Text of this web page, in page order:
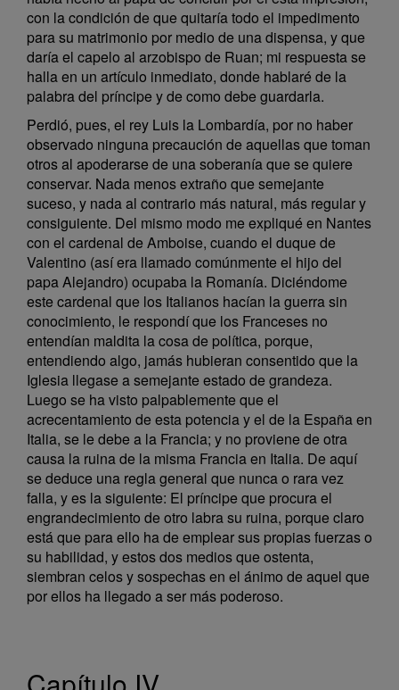
con la condición de que quitaría todo el impedimento
para su matrimonio por medio de una dispensa, y que
daría el capelo al arzobispo de Ruan; mi respuesta se
halla en un artículo inmediato, donde hablaré de la
palabra del príncipe y de como debe guardarla.
Perdió, pues, el rey Luis la Lombardía, por no haber
observado ninguna precaución de aquellas que toman
otros al apoderarse de una soberanía que se quiere
conservar. Nada menos extraño que semejante
suceso, y nada al contrario más natural, más regular y
consiguiente. Del mismo modo me expliqué en Nantes
con el cardenal de Amboise, cuando el duque de
Valentino (así era llamado comúnmente el hijo del
papa Alejandro) ocupaba la Romanía. Diciéndome
este cardenal que los Italianos hacían la guerra sin
conocimiento, le respondí que los Franceses no
entendían maldita la cosa de política, porque,
entendiendo algo, jamás hubieran consentido que la
Iglesia llegase a semejante estado de grandeza.
Luego se ha visto palpablemente que el
acrecentamiento de esta potencia y el de la España en
Italia, se le debe a la Francia; y no proviene de otra
causa la ruina de la misma Francia en Italia. De aquí
se deduce una regla general que nunca o rara vez
falla, y es la siguiente: El príncipe que procura el
engrandecimiento de otro labra su ruina, porque claro
está que para ello ha de emplear sus propias fuerzas o
su habilidad, y estos dos medios que ostenta,
siembran celos y sospechas en el ánimo de aquel que
por ellos ha llegado a ser más poderoso.